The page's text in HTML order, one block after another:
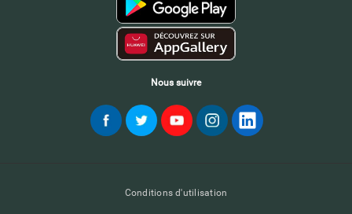
Nous suivre
Conditions d'utilisation